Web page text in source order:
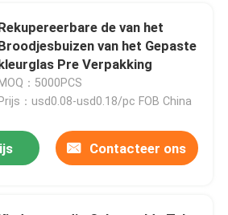
de van het
van het Gepaste
Pre Verpakking
MOQ：5000PCS
Prijs：usd0.08-usd0.18/pc FOB China
Contacteer ons